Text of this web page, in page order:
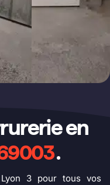
en
.
3 pour tous vos